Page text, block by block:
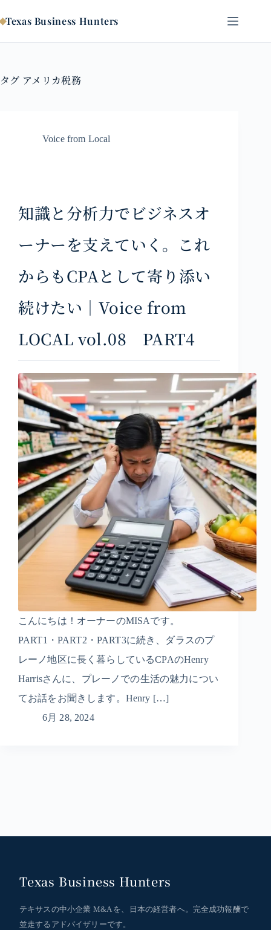
ン
ン
ス
Texas Business Hunters
タグ アメリカ税務
Voice from Local
知識と分析力でビジネスオ
ーナーを支えていく。これ
からもCPAとして寄り添い
続けたい｜Voice from
LOCAL vol.08 PART4
こんにちは！オーナーのMISAです。
PART1・PART2・PART3に続き、ダラスのプ
レーノ地区に長く暮らしているCPAのHenry
Harrisさんに、プレーノでの生活の魅力につい
てお話をお聞きします。Henry […]
6月 28, 2024
Texas Business Hunters
テキサスの中小企業 M&A を、日本の経営者へ。完全成功報酬で
並走するアドバイザリーです。